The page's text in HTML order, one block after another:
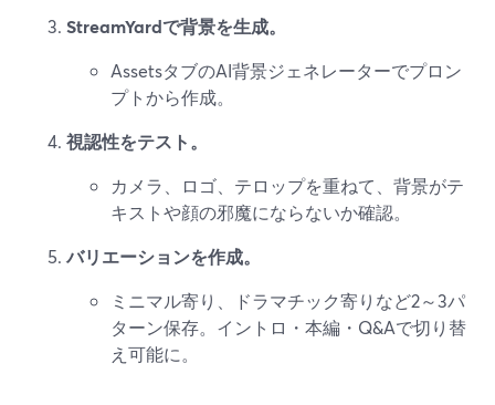
StreamYardで背景を生成。
AssetsタブのAI背景ジェネレーターでプロン
プトから作成。
視認性をテスト。
カメラ、ロゴ、テロップを重ねて、背景がテ
キストや顔の邪魔にならないか確認。
バリエーションを作成。
ミニマル寄り、ドラマチック寄りなど2～3パ
ターン保存。イントロ・本編・Q&Aで切り替
え可能に。